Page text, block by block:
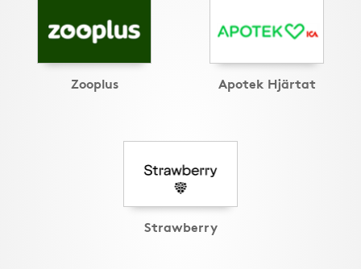
Zooplus Apotek Hjärtat
Strawberry